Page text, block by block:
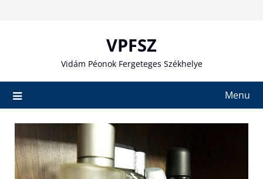
VPFSZ
Vidám Péonok Fergeteges Székhelye
Menu